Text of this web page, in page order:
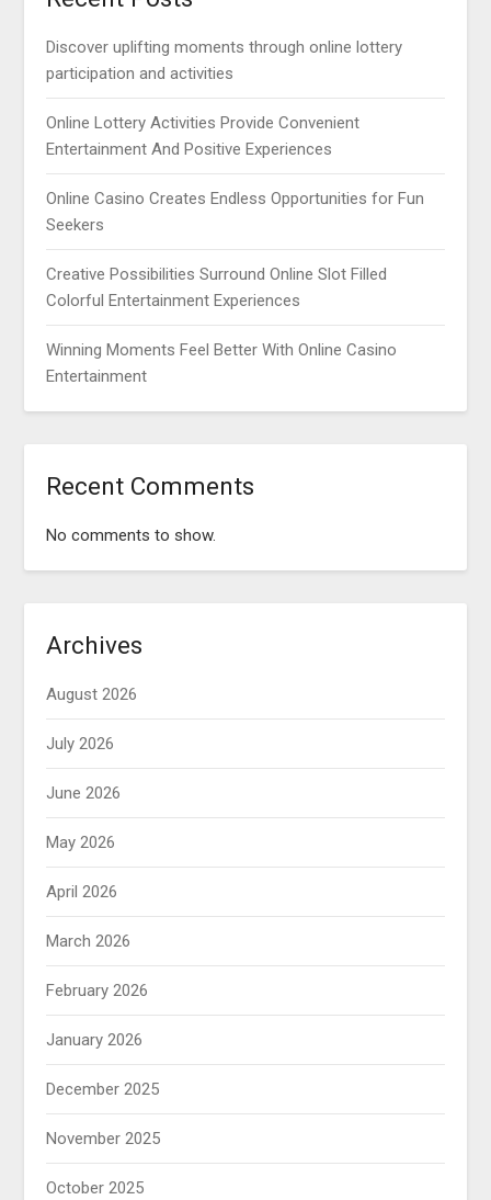
Discover uplifting moments through online lottery
participation and activities
Online Lottery Activities Provide Convenient
Entertainment And Positive Experiences
Online Casino Creates Endless Opportunities for Fun
Seekers
Creative Possibilities Surround Online Slot Filled
Colorful Entertainment Experiences
Winning Moments Feel Better With Online Casino
Entertainment
Recent Comments
No comments to show.
Archives
August 2026
July 2026
June 2026
May 2026
April 2026
March 2026
February 2026
January 2026
December 2025
November 2025
October 2025